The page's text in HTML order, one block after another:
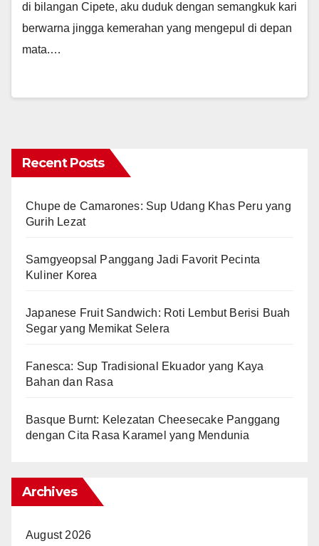
di bilangan Cipete, aku duduk dengan semangkuk kari
berwarna jingga kemerahan yang mengepul di depan
mata.…
Recent Posts
Chupe de Camarones: Sup Udang Khas Peru yang
Gurih Lezat
Samgyeopsal Panggang Jadi Favorit Pecinta
Kuliner Korea
Japanese Fruit Sandwich: Roti Lembut Berisi Buah
Segar yang Memikat Selera
Fanesca: Sup Tradisional Ekuador yang Kaya
Bahan dan Rasa
Basque Burnt: Kelezatan Cheesecake Panggang
dengan Cita Rasa Karamel yang Mendunia
Archives
August 2026